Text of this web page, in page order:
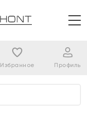
Избранное Профиль